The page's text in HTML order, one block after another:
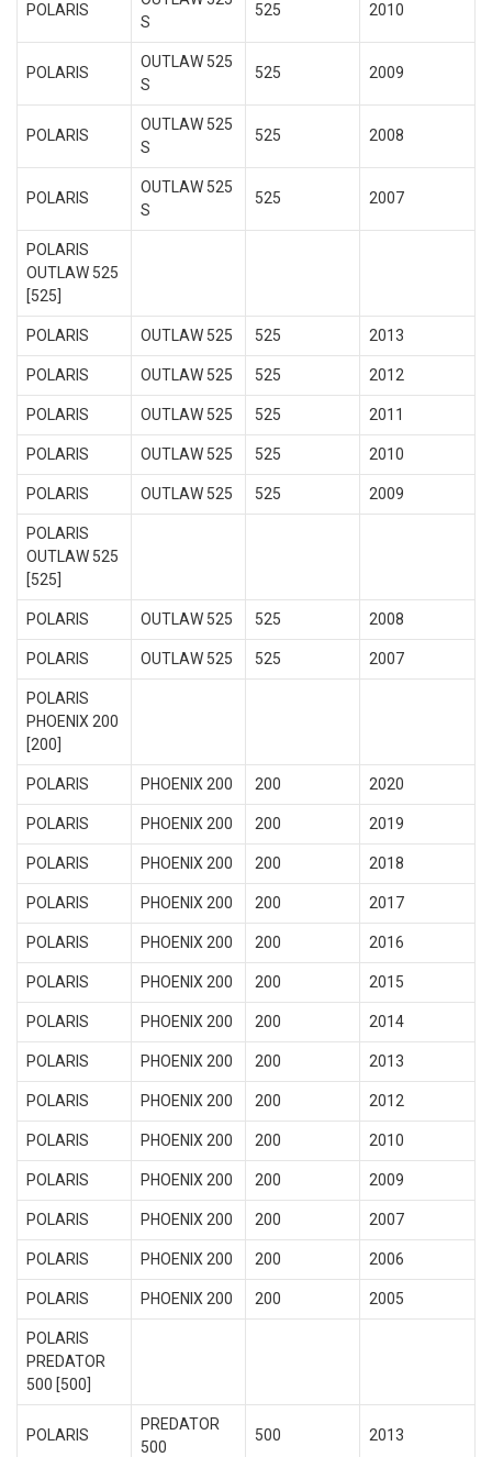
POLARIS
S
525 2010
POLARIS
OUTLAW 525
S
525 2009
POLARIS
OUTLAW 525
S
525 2008
POLARIS
OUTLAW 525
S
525 2007
POLARIS
OUTLAW 525
[525]
POLARIS OUTLAW 525 525 2013
POLARIS OUTLAW 525 525 2012
POLARIS OUTLAW 525 525 2011
POLARIS OUTLAW 525 525 2010
POLARIS OUTLAW 525 525 2009
POLARIS
OUTLAW 525
[525]
POLARIS OUTLAW 525 525 2008
POLARIS OUTLAW 525 525 2007
POLARIS
PHOENIX 200
[200]
POLARIS PHOENIX 200 200 2020
POLARIS PHOENIX 200 200 2019
POLARIS PHOENIX 200 200 2018
POLARIS PHOENIX 200 200 2017
POLARIS PHOENIX 200 200 2016
POLARIS PHOENIX 200 200 2015
POLARIS PHOENIX 200 200 2014
POLARIS PHOENIX 200 200 2013
POLARIS PHOENIX 200 200 2012
POLARIS PHOENIX 200 200 2010
POLARIS PHOENIX 200 200 2009
POLARIS PHOENIX 200 200 2007
POLARIS PHOENIX 200 200 2006
POLARIS PHOENIX 200 200 2005
POLARIS
PREDATOR
500 [500]
POLARIS
PREDATOR
500
500 2013